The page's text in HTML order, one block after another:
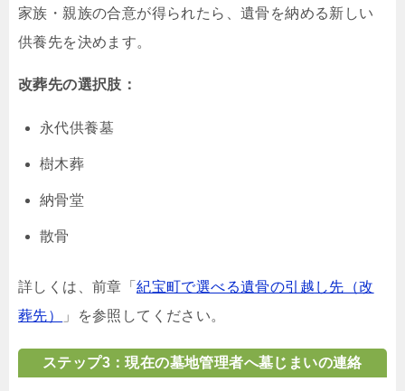
家族・親族の合意が得られたら、遺骨を納める新しい
供養先を決めます。
改葬先の選択肢：
永代供養墓
樹木葬
納骨堂
散骨
詳しくは、前章「紀宝町で選べる遺骨の引越し先（改
葬先）
」を参照してください。
ステップ3：現在の墓地管理者へ墓じまいの連絡